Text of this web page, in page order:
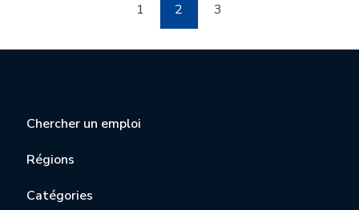
1 2 3
Chercher un emploi
Régions
Catégories